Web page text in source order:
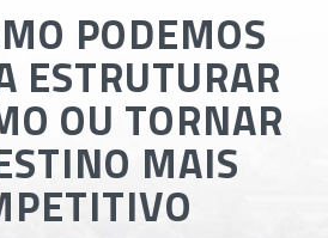
PODEMOS
ESTRUTURAR
OU TORNAR
MAIS